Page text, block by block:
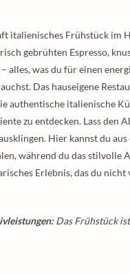
italienisches Frühstück im
gebrühten Espresso,
alles, was du für einen
Das hauseigene
authentische italienische
zu entdecken. Lass den
Hier kannst du
während du das stilvolle
Erlebnis, das du nicht
Das Frühstück